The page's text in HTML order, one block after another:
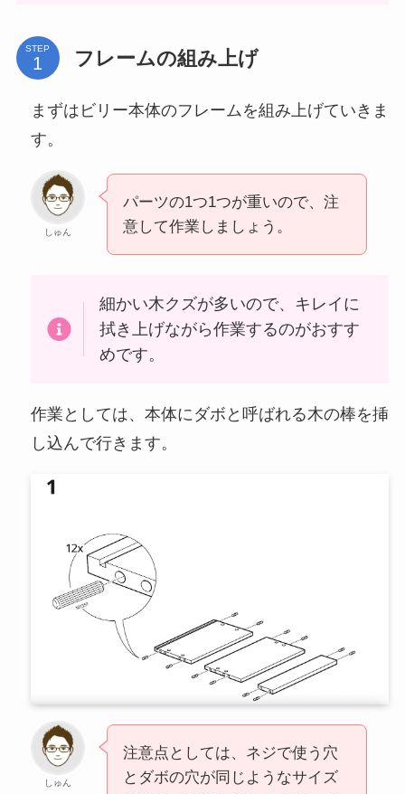
STEP フレームの組み上げ
まずはビリー本体のフレームを組み上げていきま
す。
しゅん
パーツの1つ1つが重いので、注
意して作業しましょう。
細かい木クズが多いので、キレイに
拭き上げながら作業するのがおすす
めです。
作業としては、本体にダボと呼ばれる木の棒を挿
し込んで行きます。
しゅん
注意点としては、ネジで使う穴
とダボの穴が同じようなサイズ